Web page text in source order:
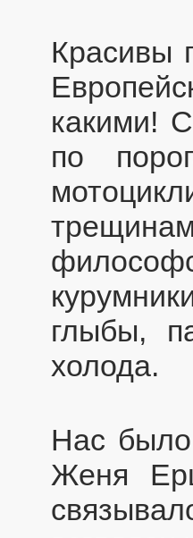
Красивы
какими!
по
глыбы,
холода.
Нас
Женя